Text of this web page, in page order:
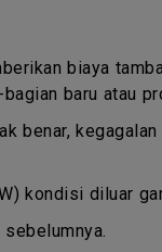
biaya
baru atau
kondisi diluar